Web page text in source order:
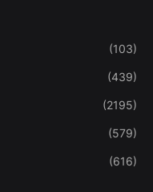
(103)
(439)
(2195)
(579)
(616)